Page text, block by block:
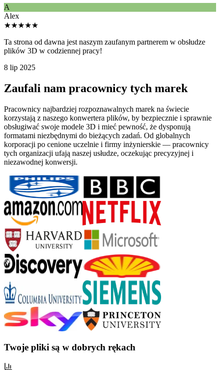
A
Alex
★★★★★
Ta strona od dawna jest naszym zaufanym partnerem w obsłudze
plików 3D w codziennej pracy!
8 lip 2025
Zaufali nam pracownicy tych marek
Pracownicy najbardziej rozpoznawalnych marek na świecie
korzystają z naszego konwertera plików, by bezpiecznie i sprawnie
obsługiwać swoje modele 3D i mieć pewność, że dysponują
formatami niezbędnymi do bieżących zadań. Od globalnych
korporacji po cenione uczelnie i firmy inżynierskie — pracownicy
tych organizacji ufają naszej usłudze, oczekując precyzyjnej i
niezawodnej konwersji.
Twoje pliki są w dobrych rękach